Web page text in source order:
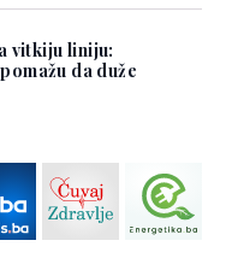
vitkiju liniju:
da duže